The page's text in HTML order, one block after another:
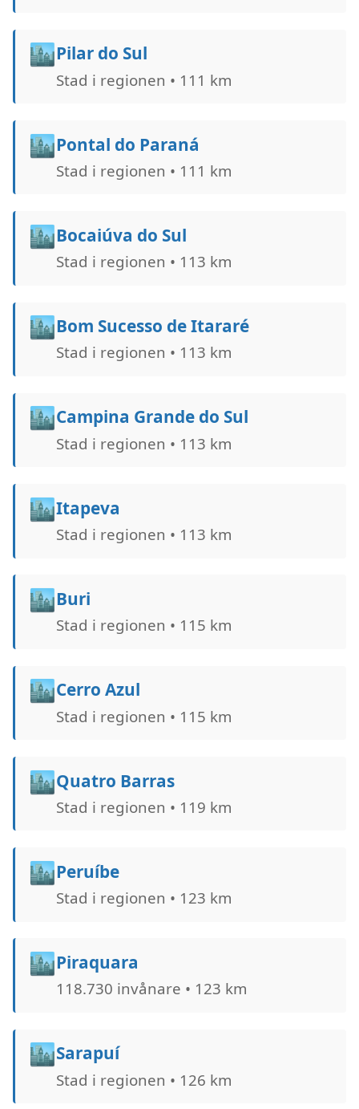
🏙️Pilar do Sul
Stad i regionen • 111 km
🏙️Pontal do Paraná
Stad i regionen • 111 km
🏙️Bocaiúva do Sul
Stad i regionen • 113 km
🏙️Bom Sucesso de Itararé
Stad i regionen • 113 km
🏙️Campina Grande do Sul
Stad i regionen • 113 km
🏙️Itapeva
Stad i regionen • 113 km
🏙️Buri
Stad i regionen • 115 km
🏙️Cerro Azul
Stad i regionen • 115 km
🏙️Quatro Barras
Stad i regionen • 119 km
🏙️Peruíbe
Stad i regionen • 123 km
🏙️Piraquara
118.730 invånare • 123 km
🏙️Sarapuí
Stad i regionen • 126 km